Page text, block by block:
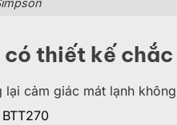
thiết kế
cảm giác mát lạnh